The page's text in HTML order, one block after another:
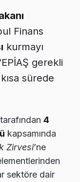
Finans
kurmayı
gerekli
sürede
4
kapsamında
Zirvesi’ne
sektöre dair